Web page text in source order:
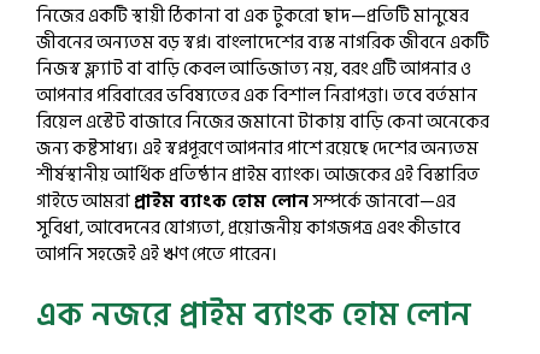
নিজের একটি স্থায়ী ঠিকানা বা এক টুকরো ছাদ—প্রতিটি মানুষের
জীবনের অন্যতম বড় স্বপ্ন। বাংলাদেশের ব্যস্ত নাগরিক জীবনে একটি
নিজস্ব ফ্ল্যাট বা বাড়ি কেবল আভিজাত্য নয়, বরং এটি আপনার ও
আপনার পরিবারের ভবিষ্যতের এক বিশাল নিরাপত্তা। তবে বর্তমান
রিয়েল এস্টেট বাজারে নিজের জমানো টাকায় বাড়ি কেনা অনেকের
জন্য কষ্টসাধ্য। এই স্বপ্নপূরণে আপনার পাশে রয়েছে দেশের অন্যতম
শীর্ষস্থানীয় আর্থিক প্রতিষ্ঠান প্রাইম ব্যাংক। আজকের এই বিস্তারিত
গাইডে আমরাপ্রাইম ব্যাংক হোম লোনসম্পর্কে জানবো—এর
সুবিধা, আবেদনের যোগ্যতা, প্রয়োজনীয় কাগজপত্র এবং কীভাবে
আপনি সহজেই এই ঋণ পেতে পারেন।
এক নজরে প্রাইম ব্যাংক হোম লোন